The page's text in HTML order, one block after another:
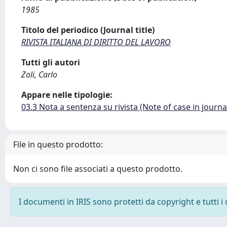
1985
Titolo del periodico (Journal title)
RIVISTA ITALIANA DI DIRITTO DEL LAVORO
Tutti gli autori
Zoli, Carlo
Appare nelle tipologie:
03.3 Nota a sentenza su rivista (Note of case in
File in questo prodotto:
Non ci sono file associati a questo prodotto.
I documenti in IRIS sono protetti da copyright e tutti